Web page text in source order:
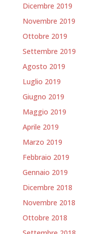
Dicembre 2019
Novembre 2019
Ottobre 2019
Settembre 2019
Agosto 2019
Luglio 2019
Giugno 2019
Maggio 2019
Aprile 2019
Marzo 2019
Febbraio 2019
Gennaio 2019
Dicembre 2018
Novembre 2018
Ottobre 2018